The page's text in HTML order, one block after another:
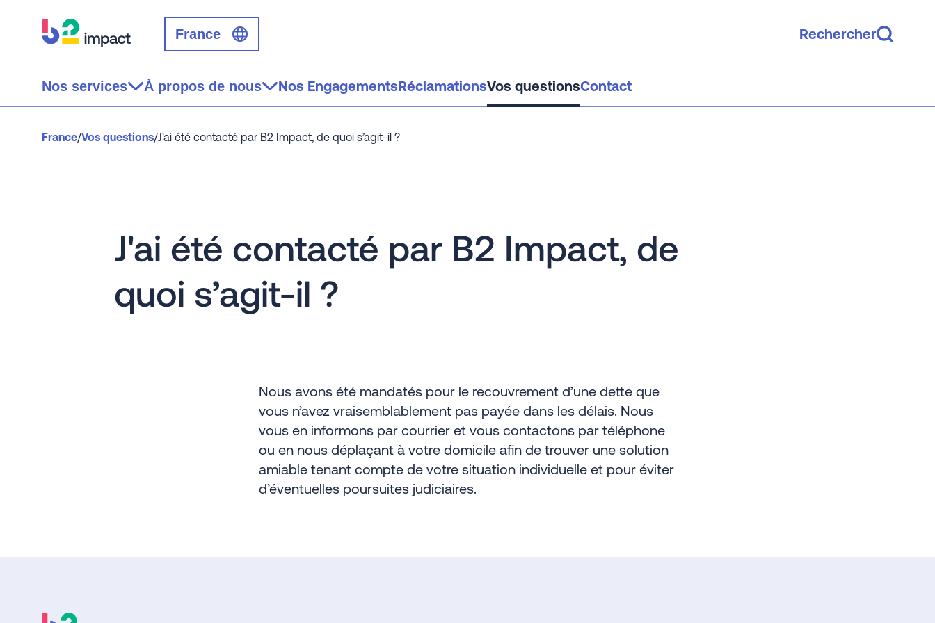
France Rechercher
Nos services À propos de nous Nos EngagementsRéclamationsVos questionsContact
France/Vos questions/J'ai été contacté par B2 Impact, de quoi s’agit-il ?
J'ai été contacté par B2 Impact, de
quoi s’agit-il ?
Nous avons été mandatés pour le recouvrement d’une dette que
vous n’avez vraisemblablement pas payée dans les délais. Nous
vous en informons par courrier et vous contactons par téléphone
ou en nous déplaçant à votre domicile afin de trouver une solution
amiable tenant compte de votre situation individuelle et pour éviter
d’éventuelles poursuites judiciaires.